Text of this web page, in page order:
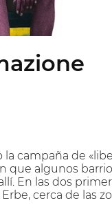
campaña de
algunos
En las dos
cerca de las